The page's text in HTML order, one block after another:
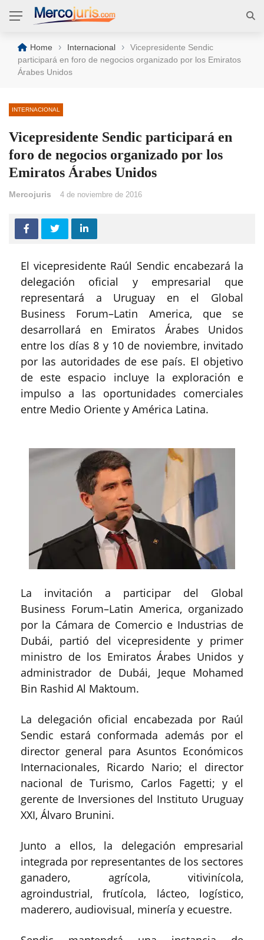
Home › Internacional ›
Vicepresidente Sendic
participará en foro de negocios organizado por los Emiratos
Árabes Unidos
INTERNACIONAL
Vicepresidente Sendic participará en
foro de negocios organizado por los
Emiratos Árabes Unidos
Mercojuris 4 de noviembre de 2016
El vicepresidente Raúl Sendic encabezará la
delegación oficial y empresarial que
representará a Uruguay en el Global
Business Forum–Latin America, que se
desarrollará en Emiratos Árabes Unidos
entre los días 8 y 10 de noviembre, invitado
por las autoridades de ese país. El objetivo
de este espacio incluye la exploración e
impulso a las oportunidades comerciales
entre Medio Oriente y América Latina.
La invitación a participar del Global
Business Forum–Latin America, organizado
por la Cámara de Comercio e Industrias de
Dubái, partió del vicepresidente y primer
ministro de los Emiratos Árabes Unidos y
administrador de Dubái, Jeque Mohamed
Bin Rashid Al Maktoum.
La delegación oficial encabezada por Raúl
Sendic estará conformada además por el
director general para Asuntos Económicos
Internacionales, Ricardo Nario; el director
nacional de Turismo, Carlos Fagetti; y el
gerente de Inversiones del Instituto Uruguay
XXI, Álvaro Brunini.
Junto a ellos, la delegación empresarial
integrada por representantes de los sectores
ganadero, agrícola, vitivinícola,
agroindustrial, frutícola, lácteo, logístico,
maderero, audiovisual, minería y ecuestre.